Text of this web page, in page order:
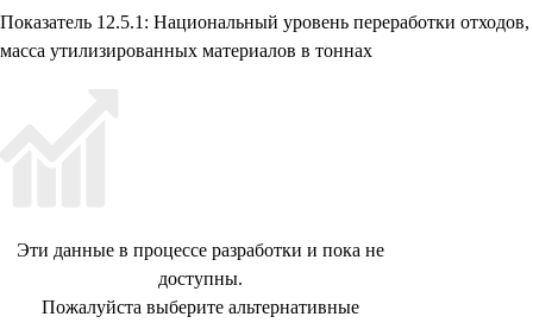
Показатель 12.5.1: Национальный уровень переработки отходов,
масса утилизированных материалов в тоннах
Эти данные в процессе разработки и пока не
доступны.
Пожалуйста выберите альтернативные